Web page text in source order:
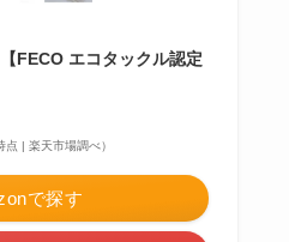
FECO エコタックル認定
| 楽天市場調べ）
で探す